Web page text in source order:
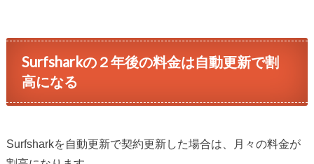
Surfsharkの２年後の料金は自動更新で割
高になる
Surfsharkを自動更新で契約更新した場合は、月々の料金が